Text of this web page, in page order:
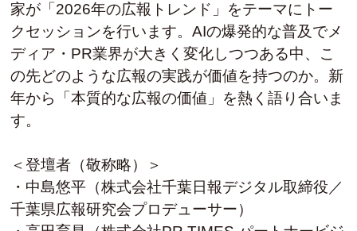
家が「2026年の広報トレンド」をテーマにトー
クセッションを行います。AIの爆発的な普及でメ
ディア・PR業界が大きく変化しつつある中、こ
の先どのような広報の実践が価値を持つのか。新
年から「本質的な広報の価値」を熱く語り合いま
す。
＜登壇者（敬称略）＞
・中島悠平（株式会社千葉日報デジタル取締役／
千葉県広報研究会プロデューサー）